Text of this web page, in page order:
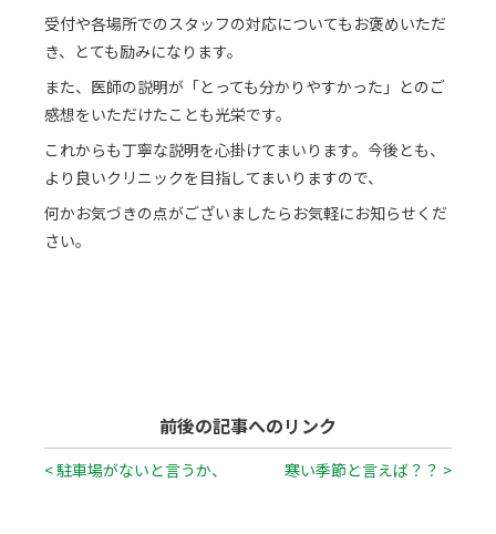
受付や各場所でのスタッフの対応についてもお褒めいただ
き、とても励みになります。
また、医師の説明が「とっても分かりやすかった」とのご
感想をいただけたことも光栄です。
これからも丁寧な説明を心掛けてまいります。今後とも、
より良いクリニックを目指してまいりますので、
何かお気づきの点がございましたらお気軽にお知らせくだ
さい。
前後の記事へのリンク
< 駐車場がないと言うか、 寒い季節と言えば？？ >